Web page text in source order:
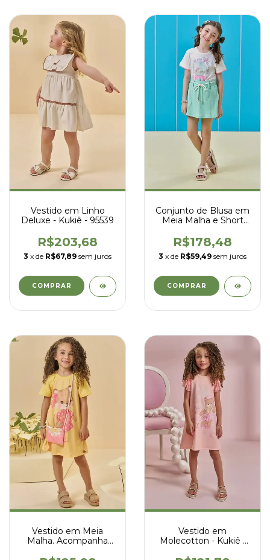
Vestido em Linho
Deluxe - Kukiê - 95539
R$203,68
3 x de R$67,89 sem juros
COMPRAR
Conjunto de Blusa em
Meia Malha e Short
- Kukiê - 96587
R$178,48
3 x de R$59,49 sem juros
COMPRAR
Vestido em Meia
Malha. Acompanha
Vestido em
Molecotton - Kukiê -